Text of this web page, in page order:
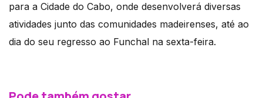
para a Cidade do Cabo, onde desenvolverá diversas
atividades junto das comunidades madeirenses, até ao
dia do seu regresso ao Funchal na sexta-feira.